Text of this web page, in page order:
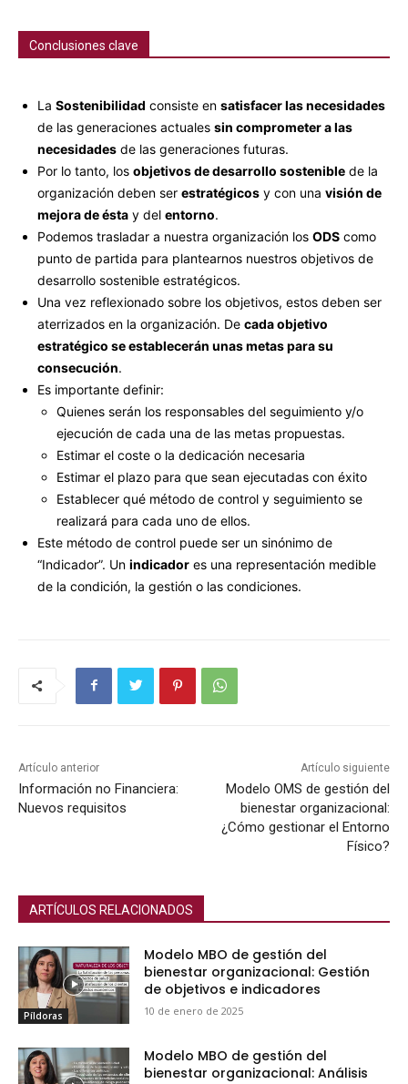
Conclusiones clave
La Sostenibilidad consiste en satisfacer las necesidades
de las generaciones actuales sin comprometer a las
necesidades de las generaciones futuras.
Por lo tanto, los objetivos de desarrollo sostenible de la
organización deben ser estratégicos y con una visión de
mejora de ésta y del entorno.
Podemos trasladar a nuestra organización los ODS como
punto de partida para plantearnos nuestros objetivos de
desarrollo sostenible estratégicos.
Una vez reflexionado sobre los objetivos, estos deben ser
aterrizados en la organización. De cada objetivo
estratégico se establecerán unas metas para su
consecución.
Es importante definir:
Quienes serán los responsables del seguimiento y/o
ejecución de cada una de las metas propuestas.
Estimar el coste o la dedicación necesaria
Estimar el plazo para que sean ejecutadas con éxito
Establecer qué método de control y seguimiento se
realizará para cada uno de ellos.
Este método de control puede ser un sinónimo de
“Indicador”. Un indicador es una representación medible
de la condición, la gestión o las condiciones.
Artículo anterior
Información no Financiera:
Nuevos requisitos
Artículo siguiente
Modelo OMS de gestión del
bienestar organizacional:
¿Cómo gestionar el Entorno
Físico?
ARTÍCULOS RELACIONADOS
Píldoras
Modelo MBO de gestión del
bienestar organizacional: Gestión
de objetivos e indicadores
10 de enero de 2025
Modelo MBO de gestión del
bienestar organizacional: Análisis